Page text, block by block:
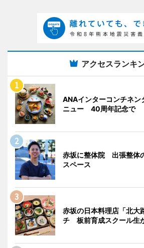
アクセスランキ
ANAインターコンチネン
ニュー 40周年記念で
赤坂に整体院 出張整体
スペース
赤坂の日本料理店「北大
チ 板前育成スクール生